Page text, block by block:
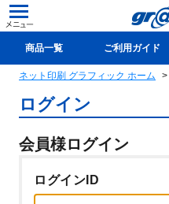
商品一覧 ご利用ガイド
新規会員登録(無料)
ネット印刷 グラフィック ホーム
ログイン
会員様ログイン
ログインID